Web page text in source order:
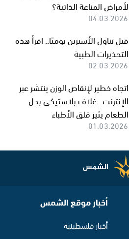
لأمراض المناعة الذاتية؟
04.03.2026
قبل تناول الأسبرين يوميًا.. اقرأ هذه
التحذيرات الطبية
02.03.2026
اتجاه خطير لإنقاص الوزن ينتشر عبر
الإنترنت.. غلاف بلاستيكي بدل
الطعام يثير قلق الأطباء
01.03.2026
أخبار موقع الشمس
أخبار فلسطينية